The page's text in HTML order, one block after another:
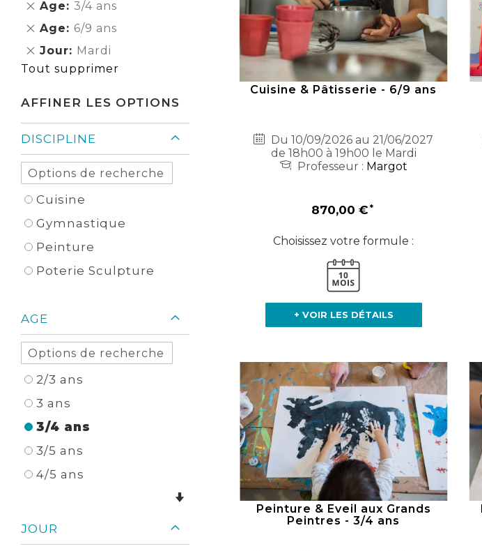
Cuisine & Pâtisserie - 6/9 ans
Du 10/09/2026 au 21/06/2027
de 18h00 à 19h00 le Mardi
Professeur : Margot
870,00 €
Choisissez votre formule :
+ VOIR LES DÉTAILS
Peinture & Eveil aux Grands
Peintres - 3/4 ans
Élément
Age 3/4 ans
Supprimer
Élément
Age 6/9 ans
Supprimer
Élément
Jour Mardi
Supprimer
cet
Tout supprimer
AFFINER LES OPTIONS
DISCIPLINE
Cuisine
Gymnastique
Peinture
Poterie Sculpture
AGE
2/3 ans
3 ans
3/4 ans
3/5 ans
4/5 ans
JOUR